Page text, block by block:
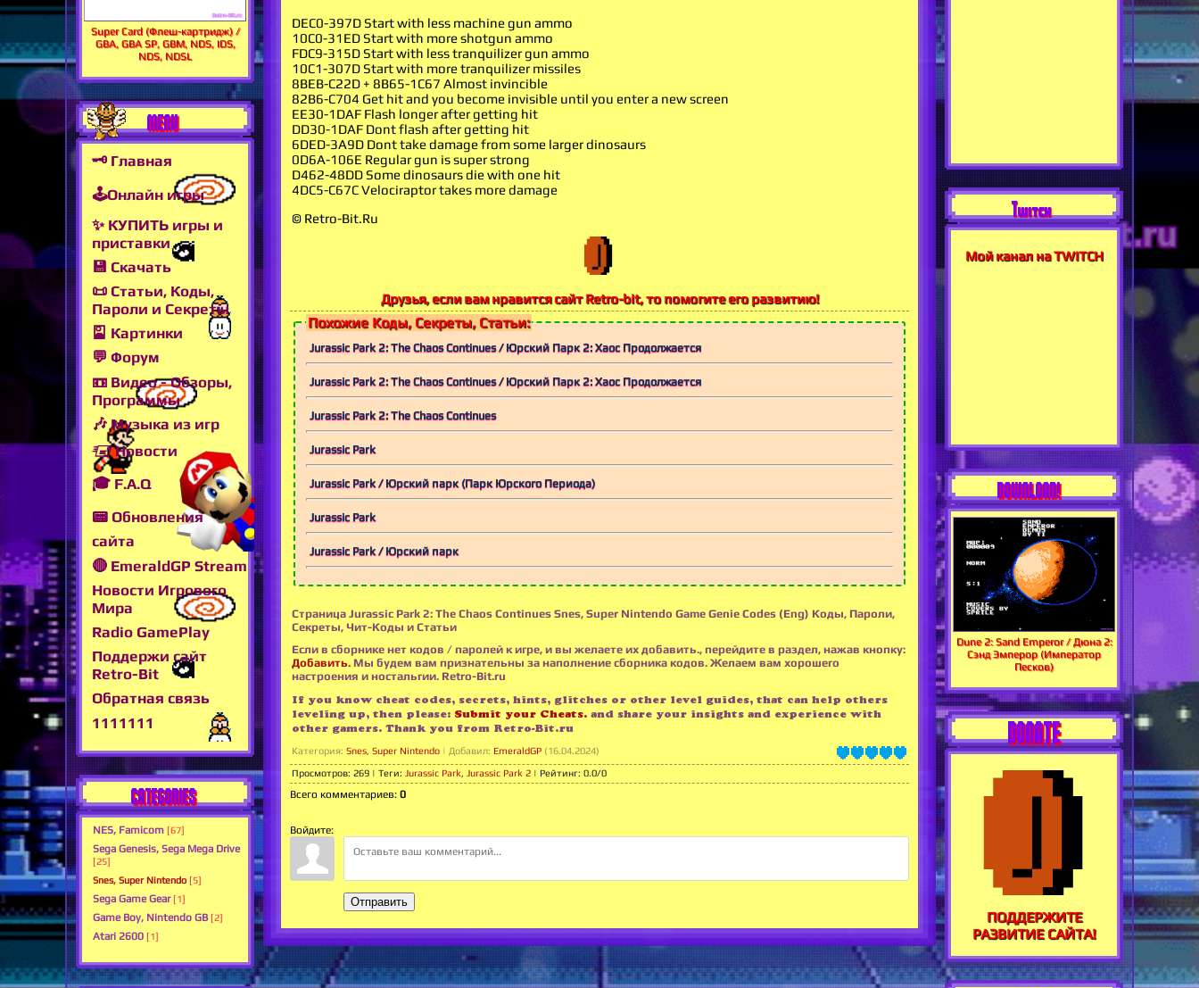
Super Card (Флеш-картридж) /
GBA, GBA SP, GBM, NDS, IDS,
NDS, NDSL
MENU
🗝 Главная
🕹Онлайн игры
✨ КУПИТЬ игры и
приставки
💾 Скачать
📜 Статьи, Коды,
Пароли и Секреты
🎴 Картинки
💬 Форум
📼 Видео - Обзоры,
Программы
🎶 Музыка из игр
🖅 Новости
🎓 F.A.Q
📟 Обновления
сайта
🔴 EmeraldGP Stream
Новости Игрового
Мира
Radio GamePlay
Поддержи сайт
Retro-Bit
Обратная связь
1111111
CATEGORIES
NES, Famicom [67]
Sega Genesis, Sega Mega Drive
[25]
Snes, Super Nintendo [5]
Sega Game Gear [1]
Game Boy, Nintendo GB [2]
Atari 2600 [1]
DEC0-397D Start with less machine gun ammo
10C0-31ED Start with more shotgun ammo
FDC9-315D Start with less tranquilizer gun ammo
10C1-307D Start with more tranquilizer missiles
8BEB-C22D + 8B65-1C67 Almost invincible
82B6-C704 Get hit and you become invisible until you enter a new screen
EE30-1DAF Flash longer after getting hit
DD30-1DAF Dont flash after getting hit
6DED-3A9D Dont take damage from some larger dinosaurs
0D6A-106E Regular gun is super strong
D462-48DD Some dinosaurs die with one hit
4DC5-C67C Velociraptor takes more damage
© Retro-Bit.Ru
Друзья, если вам нравится сайт Retro-bit, то помогите его развитию!
Похожие Коды, Секреты, Статьи:
Jurassic Park 2: The Chaos Continues / Юрский Парк 2: Хаос Продолжается
Jurassic Park 2: The Chaos Continues / Юрский Парк 2: Хаос Продолжается
Jurassic Park 2: The Chaos Continues
Jurassic Park
Jurassic Park / Юрский парк (Парк Юрского Периода)
Jurassic Park
Jurassic Park / Юрский парк
Страница Jurassic Park 2: The Chaos Continues Snes, Super Nintendo Game Genie Codes (Eng) Коды, Пароли,
Секреты, Чит-Коды и Статьи
Если в сборнике нет кодов / паролей к игре, и вы желаете их добавить., перейдите в раздел, нажав кнопку:
Добавить. Мы будем вам признательны за наполнение сборника кодов. Желаем вам хорошего
настроения и ностальгии. Retro-Bit.ru
If you know cheat codes, secrets, hints, glitches or other level guides, that can help others
leveling up, then please: Submit your Cheats. and share your insights and experience with
other gamers. Thank you from Retro-Bit.ru
Категория: Snes, Super Nintendo | Добавил: EmeraldGP (16.04.2024)
Просмотров: 269 | Теги: Jurassic Park, Jurassic Park 2 | Рейтинг: 0.0/0
Всего комментариев: 0
Войдите:
Отправить
Twitch
Мой канал на TWITCH
DOWNLOAD!
Dune 2: Sand Emperor / Дюна 2:
Сэнд Эмперор (Император
Песков)
DONATE
ПОДДЕРЖИТЕ
РАЗВИТИЕ САЙТА!